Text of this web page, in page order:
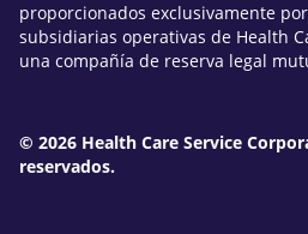
proporcionados exclusivamente
subsidiarias operativas de Health
una compañía de reserva legal
© 2026 Health Care Service
reservados.